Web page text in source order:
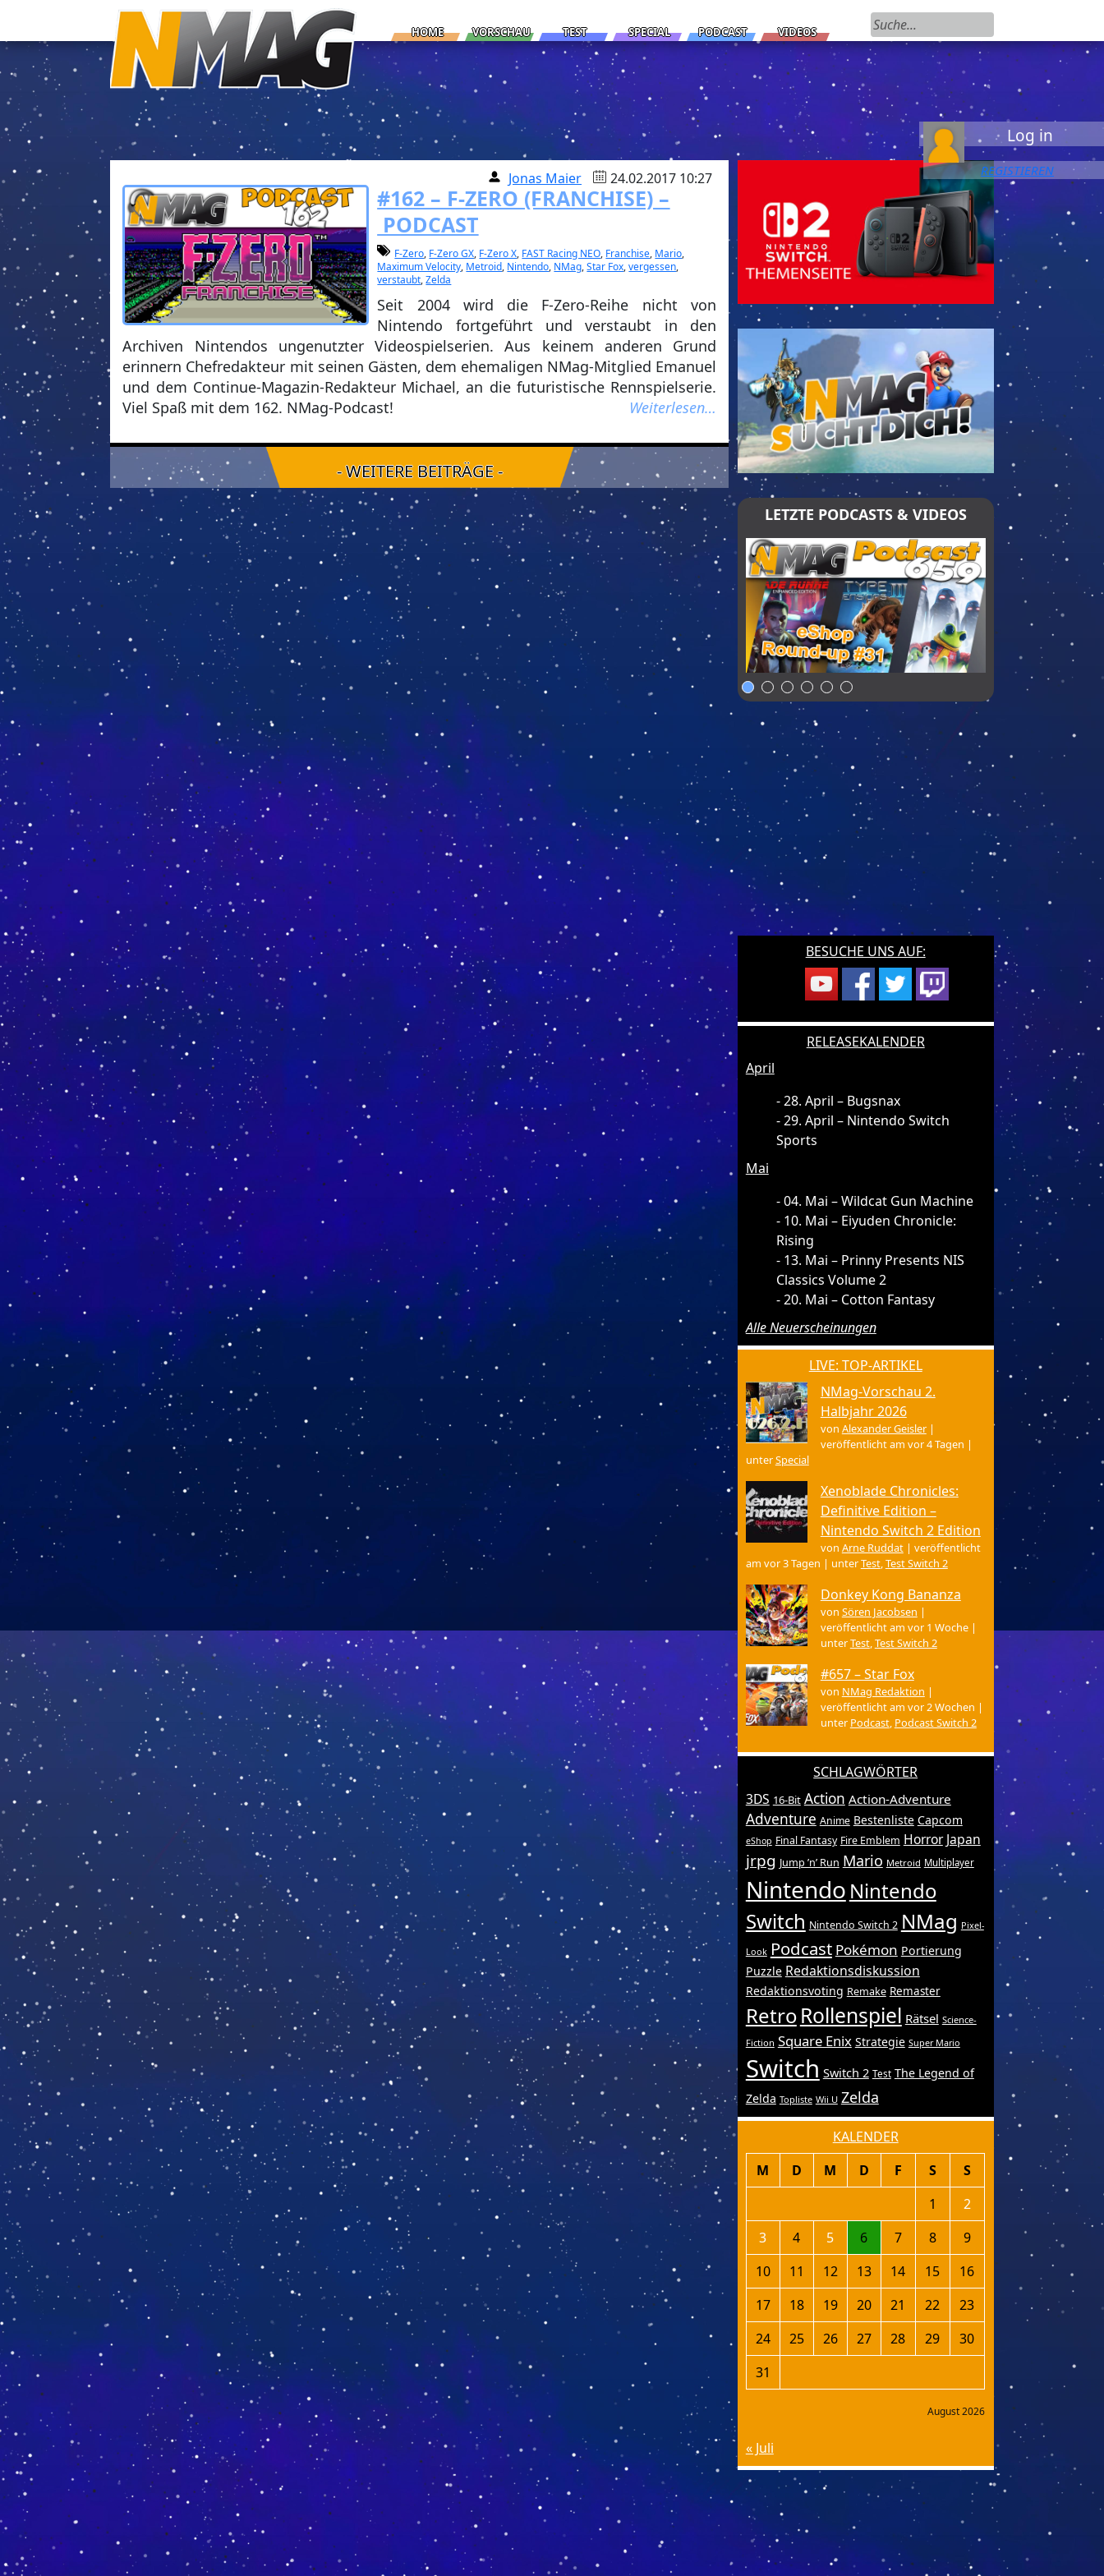
HOME VORSCHAU TEST SPECIAL PODCAST VIDEOS
Suchen nach:
Log in
REGISTIEREN
Jonas Maier 24.02.2017 10:27
#162 – F-ZERO (FRANCHISE) –
PODCAST
F-Zero, F-Zero GX, F-Zero X, FAST Racing NEO, Franchise, Mario,
Maximum Velocity, Metroid, Nintendo, NMag,Star Fox,vergessen,
verstaubt,Zelda
Seit 2004 wird die F-Zero-Reihe nicht von
Nintendo fortgeführt und verstaubt in den
Archiven Nintendos ungenutzter Videospielserien. Aus keinem anderen Grund
erinnern Chefredakteur mit seinen Gästen, dem ehemaligen NMag-Mitglied Emanuel
und dem Continue-Magazin-Redakteur Michael, an die futuristische Rennspielserie.
Viel Spaß mit dem 162. NMag-Podcast!
Weiterlesen…
- WEITERE BEITRÄGE -
LETZTE PODCASTS & VIDEOS
BESUCHE UNS AUF:
RELEASEKALENDER
April
28. April – Bugsnax
29. April – Nintendo Switch
Sports
Mai
04. Mai – Wildcat Gun Machine
10. Mai – Eiyuden Chronicle:
Rising
13. Mai – Prinny Presents NIS
Classics Volume 2
20. Mai – Cotton Fantasy
Alle Neuerscheinungen
LIVE: TOP-ARTIKEL
NMag-Vorschau 2.
Halbjahr 2026
von Alexander Geisler|
veröffentlicht am vor 4 Tagen |
unterSpecial
Xenoblade Chronicles:
Definitive Edition –
Nintendo Switch 2 Edition
von Arne Ruddat| veröffentlicht
am vor 3 Tagen | unterTest,Test Switch 2
Donkey Kong Bananza
von Sören Jacobsen |
veröffentlicht am vor 1 Woche|
unterTest,Test Switch 2
#657 – Star Fox
von NMag Redaktion |
veröffentlicht am vor 2 Wochen |
unter Podcast, Podcast Switch 2
SCHLAGWÖRTER
3DS 16-Bit Action Action-Adventure
Adventure Anime Bestenliste Capcom
eShop Final Fantasy Fire Emblem Horror Japan
jrpg Jump ’n’ Run Mario Metroid Multiplayer
Nintendo Nintendo
Switch Nintendo Switch 2 NMag Pixel-
Look Podcast Pokémon Portierung
Puzzle Redaktionsdiskussion
Redaktionsvoting Remake Remaster
RetroRollenspiel Rätsel Science-
Fiction Square Enix Strategie Super Mario
Switch Switch 2 Test The Legend of
Zelda Topliste Wii U Zelda
KALENDER
August 2026
M D M D F S
S
1
2
3
4 5 6 7 8
9
10
11 12 13 14 15
16
17
18 19 20 21 22
23
24
25 26 27 28 29
30
31
« Juli